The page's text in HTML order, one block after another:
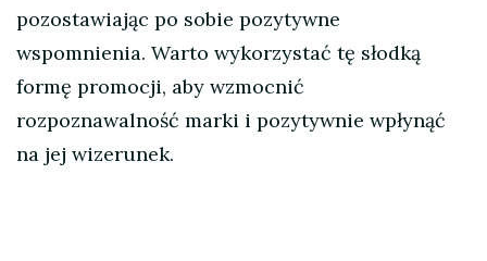
pozostawiając po sobie pozytywne
wspomnienia. Warto wykorzystać tę słodką
formę promocji, aby wzmocnić
rozpoznawalność marki i pozytywnie wpłynąć
na jej wizerunek.